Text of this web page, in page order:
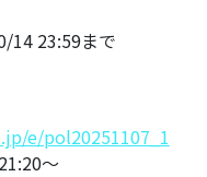
14 23:59まで
e/pol20251107_1
〜